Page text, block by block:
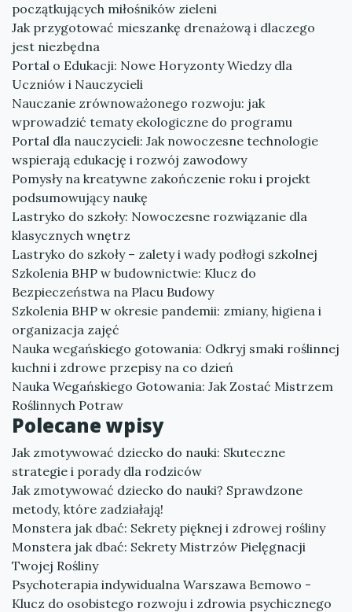
początkujących miłośników zieleni
Jak przygotować mieszankę drenażową i dlaczego
jest niezbędna
Portal o Edukacji: Nowe Horyzonty Wiedzy dla
Uczniów i Nauczycieli
Nauczanie zrównoważonego rozwoju: jak
wprowadzić tematy ekologiczne do programu
Portal dla nauczycieli: Jak nowoczesne technologie
wspierają edukację i rozwój zawodowy
Pomysły na kreatywne zakończenie roku i projekt
podsumowujący naukę
Lastryko do szkoły: Nowoczesne rozwiązanie dla
klasycznych wnętrz
Lastryko do szkoły – zalety i wady podłogi szkolnej
Szkolenia BHP w budownictwie: Klucz do
Bezpieczeństwa na Placu Budowy
Szkolenia BHP w okresie pandemii: zmiany, higiena i
organizacja zajęć
Nauka wegańskiego gotowania: Odkryj smaki roślinnej
kuchni i zdrowe przepisy na co dzień
Nauka Wegańskiego Gotowania: Jak Zostać Mistrzem
Roślinnych Potraw
Polecane wpisy
Jak zmotywować dziecko do nauki: Skuteczne
strategie i porady dla rodziców
Jak zmotywować dziecko do nauki? Sprawdzone
metody, które zadziałają!
Monstera jak dbać: Sekrety pięknej i zdrowej rośliny
Monstera jak dbać: Sekrety Mistrzów Pielęgnacji
Twojej Rośliny
Psychoterapia indywidualna Warszawa Bemowo -
Klucz do osobistego rozwoju i zdrowia psychicznego